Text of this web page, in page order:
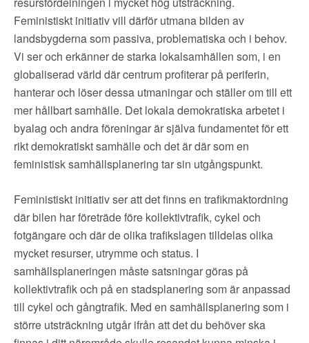
Feministiskt initiativ vill därför utmana bilden av
landsbygderna som passiva, problematiska och i behov.
Vi ser och erkänner de starka lokalsamhällen som, i en
globaliserad värld där centrum profiterar på periferin,
hanterar och löser dessa utmaningar och ställer om till ett
mer hållbart samhälle. Det lokala demokratiska arbetet i
byalag och andra föreningar är själva fundamentet för ett
rikt demokratiskt samhälle och det är där som en
feministisk samhällsplanering tar sin utgångspunkt.
Feministiskt initiativ ser att det finns en trafikmaktordning
där bilen har företräde före kollektivtrafik, cykel och
fotgängare och där de olika trafikslagen tilldelas olika
mycket resurser, utrymme och status. I
samhällsplaneringen måste satsningar göras på
kollektivtrafik och på en stadsplanering som är anpassad
till cykel och gångtrafik. Med en samhällsplanering som i
större utsträckning utgår ifrån att det du behöver ska